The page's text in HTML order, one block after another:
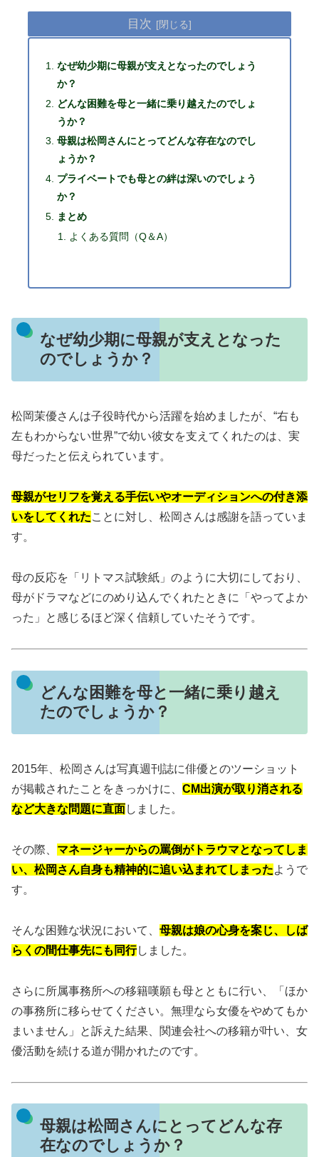
目次
なぜ幼少期に母親が支えとなったのでしょう
か？
どんな困難を母と一緒に乗り越えたのでしょ
うか？
母親は松岡さんにとってどんな存在なのでし
ょうか？
プライベートでも母との絆は深いのでしょう
か？
まとめ
よくある質問（Q＆A）
なぜ幼少期に母親が支えとなった
のでしょうか？
松岡茉優さんは子役時代から活躍を始めましたが、“右も
左もわからない世界”で幼い彼女を支えてくれたのは、実
母だったと伝えられています。
母親がセリフを覚える手伝いやオーディションへの付き添
いをしてくれたことに対し、松岡さんは感謝を語っていま
す。
母の反応を「リトマス試験紙」のように大切にしており、
母がドラマなどにのめり込んでくれたときに「やってよか
った」と感じるほど深く信頼していたそうです。
どんな困難を母と一緒に乗り越え
たのでしょうか？
2015年、松岡さんは写真週刊誌に俳優とのツーショット
が掲載されたことをきっかけに、 CM出演が取り消される
など大きな問題に直面 しました。
その際、 マネージャーからの罵倒がトラウマとなってしま
い、松岡さん自身も精神的に追い込まれてしまったようで
す。
そんな困難な状況において、 母親は娘の心身を案じ、しば
らくの間仕事先にも同行しました。
さらに所属事務所への移籍嘆願も母とともに行い、「ほか
の事務所に移らせてください。無理なら女優をやめてもか
まいません」と訴えた結果、関連会社への移籍が叶い、女
優活動を続ける道が開かれたのです。
母親は松岡さんにとってどんな存
在なのでしょうか？